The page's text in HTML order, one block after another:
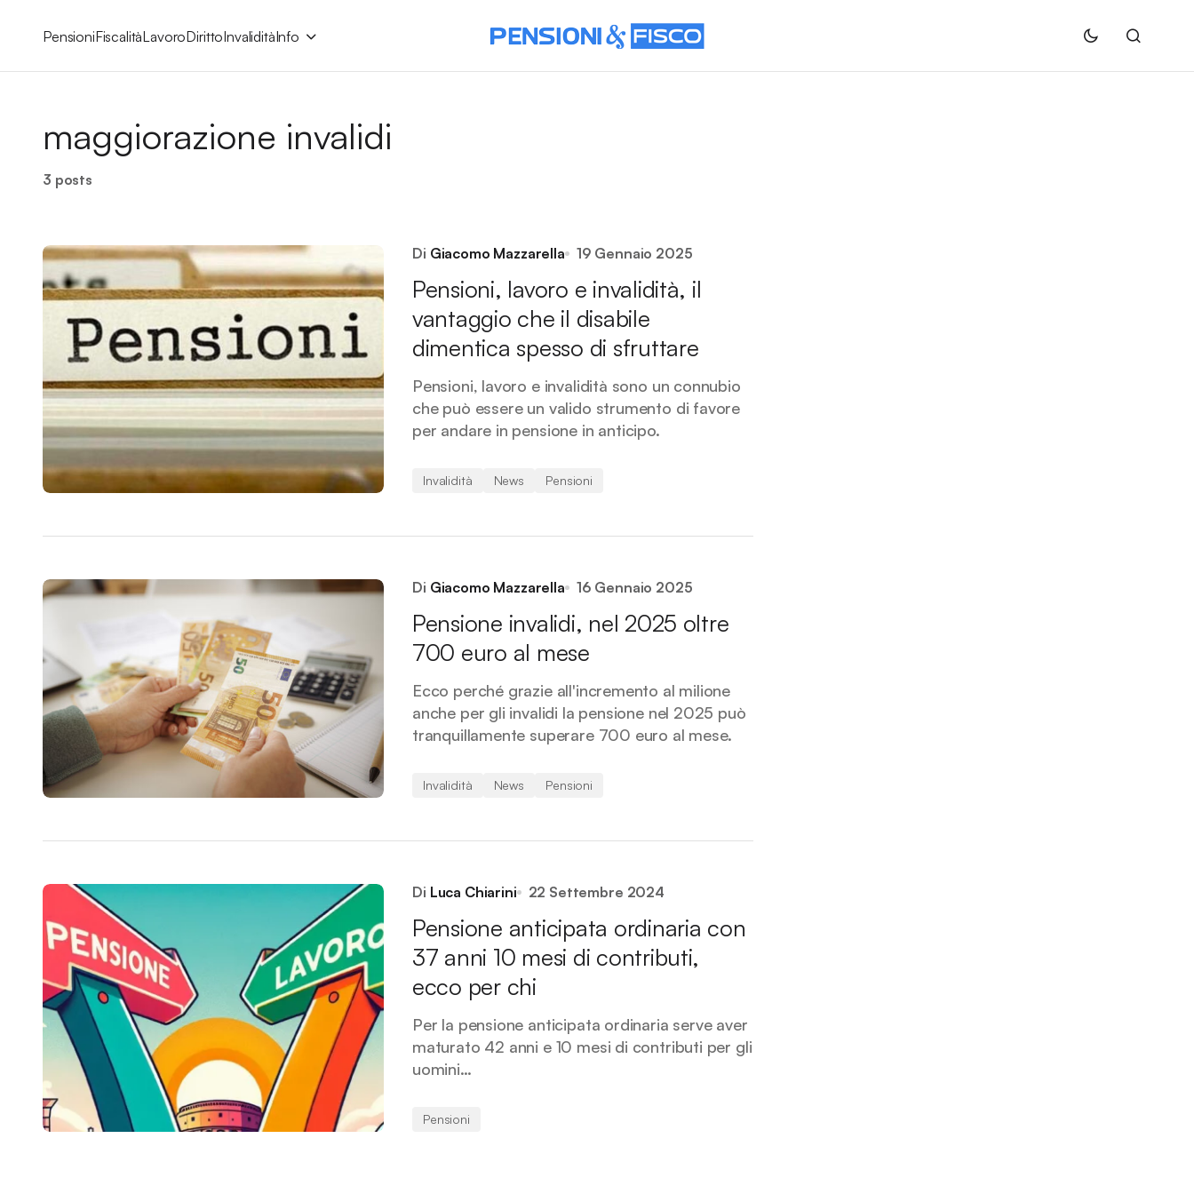
PensioniFiscalitàLavoroDirittoInvaliditàInfo
maggiorazione invalidi
3 posts
Di Giacomo Mazzarella 19 Gennaio 2025
Pensioni, lavoro e invalidità, il
vantaggio che il disabile
dimentica spesso di sfruttare
Pensioni, lavoro e invalidità sono un connubio
che può essere un valido strumento di favore
per andare in pensione in anticipo.
Invalidità News Pensioni
Di Giacomo Mazzarella 16 Gennaio 2025
Pensione invalidi, nel 2025 oltre
700 euro al mese
Ecco perché grazie all'incremento al milione
anche per gli invalidi la pensione nel 2025 può
tranquillamente superare 700 euro al mese.
Invalidità News Pensioni
Di Luca Chiarini 22 Settembre 2024
Pensione anticipata ordinaria con
37 anni 10 mesi di contributi,
ecco per chi
Per la pensione anticipata ordinaria serve aver
maturato 42 anni e 10 mesi di contributi per gli
uomini…
Pensioni